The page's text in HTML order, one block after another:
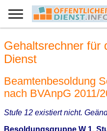
Gehaltsrechner für
Dienst
Beamtenbesoldung
nach BVAnpG 2011/
Stufe 12 existiert nicht.